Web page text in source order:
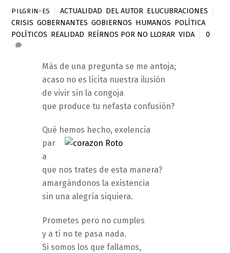
PILGRIN-ES ACTUALIDAD DEL AUTOR ELUCUBRACIONES
CRISIS ,GOBERNANTES ,GOBIERNOS HUMANOS POLÍTICA
POLÍTICOS REALIDAD REÍRNOS POR NO LLORAR ,VIDA 0
Más de una pregunta se me antoja;
acaso no es lícita nuestra ilusión
de vivir sin la congoja
que produce tu nefasta confusión?
Qué hemos hecho, exelencia
par
a
que nos trates de esta manera?
amargándonos la existencia
sin una alegría siquiera.
Prometes pero no cumples
y a tí no te pasa nada.
Si somos los que fallamos,